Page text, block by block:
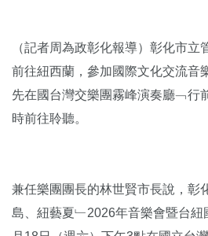
（記者周為政彰化報導）彰化市立
前往紐西蘭，參加國際文化交流音
先在國台灣交樂團霧峰演奏廳﹁行
時前往聆聽。
兼任樂團團長的林世賢市長說，彰
島、紐藝夏﹂2026年音樂會暨台紐